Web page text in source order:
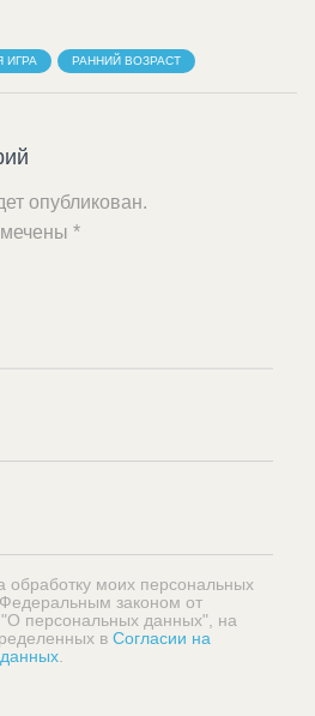
ИГРА РАННИЙ ВОЗРАСТ
опубликован.
*
обработку моих персональных
законом от
персональных данных", на
в Согласии на
.